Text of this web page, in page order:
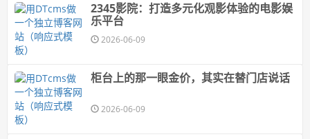
2345影院：打造多元化观影体验的电影娱
乐平台
2026-06-09
柜台上的那一眼金价，其实在替门店说话
2026-06-09